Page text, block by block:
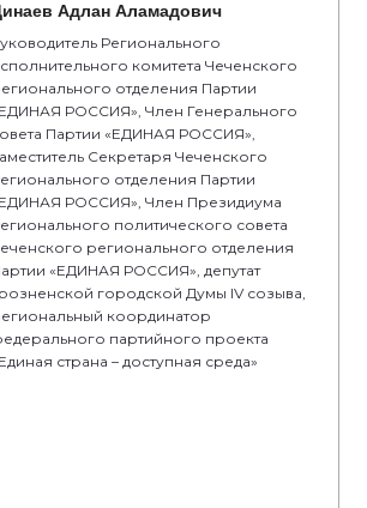
Адлан Аламадович
Регионального
комитета Чеченского
отделения Партии
РОССИЯ», Член Генерального
Партии «ЕДИНАЯ РОССИЯ»,
Секретаря Чеченского
отделения Партии
РОССИЯ», Член Президиума
политического совета
регионального отделения
«ЕДИНАЯ РОССИЯ», депутат
городской Думы IV созыва,
координатор
партийного проекта
страна – доступная среда»